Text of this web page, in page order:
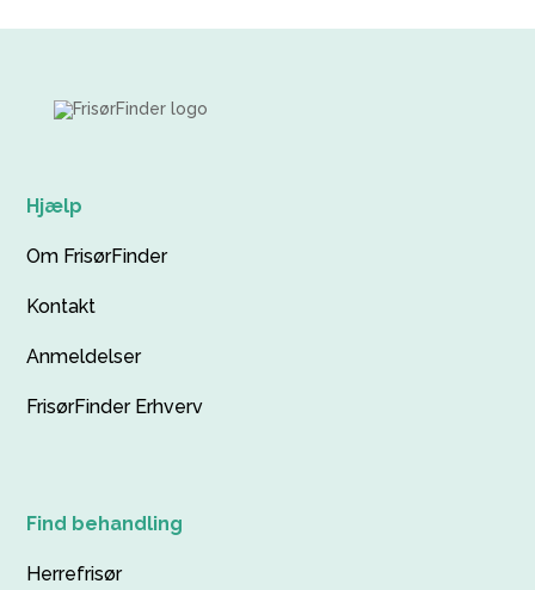
Hjælp
Om FrisørFinder
Kontakt
Anmeldelser
FrisørFinder Erhverv
Find behandling
Herrefrisør